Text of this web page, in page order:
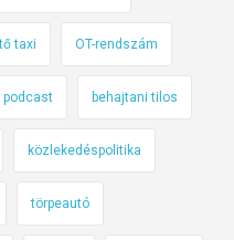
taxi OT-rendszám
podcast behajtani tilos
közlekedéspolitika
törpeautó